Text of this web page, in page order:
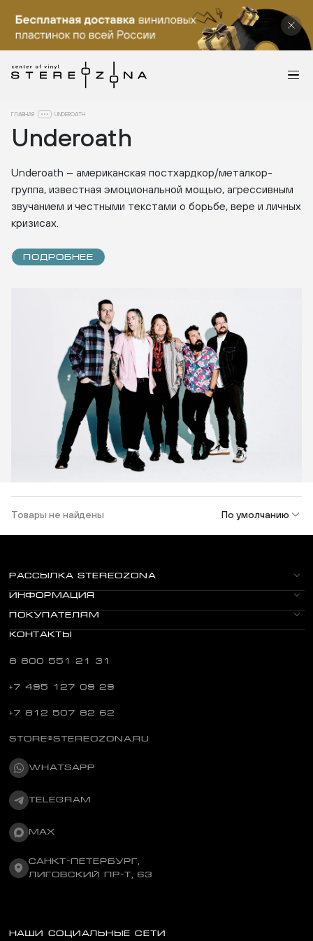
ГЛАВНАЯ UNDEROATH
Underoath
Underoath – американская постхардкор/металкор-
группа, известная эмоциональной мощью, агрессивным
звучанием и честными текстами о борьбе, вере и личных
кризисах.
ПОДРОБНЕЕ
Товары не найдены По умолчанию
РАССЫЛКА STEREOZONA
ИНФОРМАЦИЯ
ПОКУПАТЕЛЯМ
КОНТАКТЫ
8 800 551 21 31
+7 495 127 09 29
+7 812 507 82 62
STORE@STEREOZONA.RU
WHATSAPP
TELEGRAM
MAX
САНКТ-ПЕТЕРБУРГ,
ЛИГОВСКИЙ ПР-Т, 63
НАШИ СОЦИАЛЬНЫЕ СЕТИ